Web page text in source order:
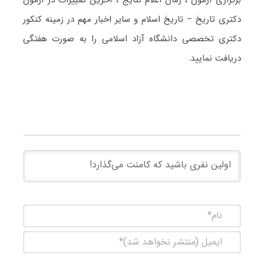
دکتری تاریخ – تاریخ اسلام و سایر اخبار مهم در زمینه کنکور
دکتری تخصصی دانشگاه آزاد اسلامی را به صورت هفتگی
دریافت نمایید.
(منتشر